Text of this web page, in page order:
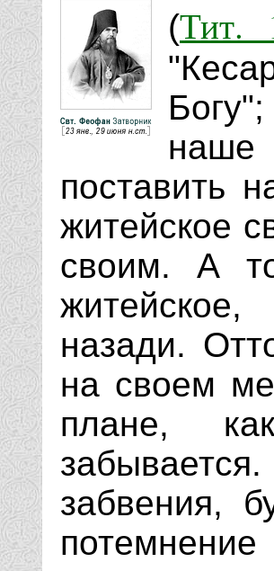
(Тит.
наше
поставить
житейское
своим. А
назади.
на своем
плане,
забвения,